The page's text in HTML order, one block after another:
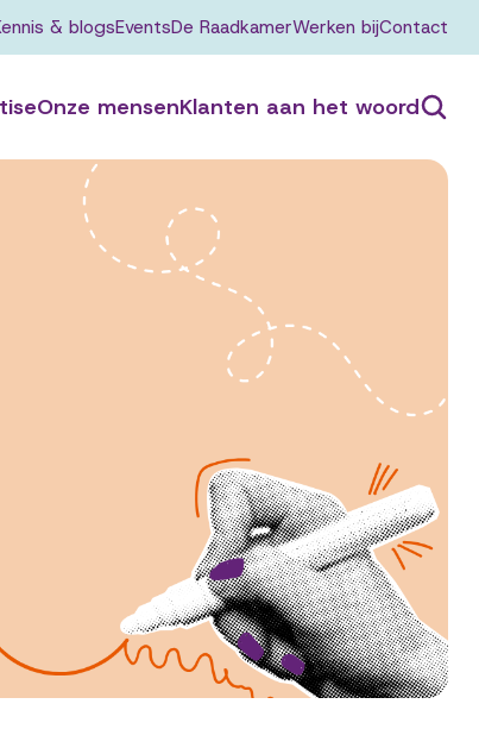
& blogsEventsDe RaadkamerWerken bijContact
Onze mensenKlanten aan het woord